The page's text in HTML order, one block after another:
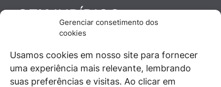
Gerenciar consetimento dos
cookies
Usamos cookies em nosso site para fornecer
uma experiência mais relevante, lembrando
suas preferências e visitas. Ao clicar em
GENJURÍDICO
De maneira independente, os autores e
juristas e doutrinadores nacionais, se posicionam
diante de questões relevantes do cotidiano e
universo jurídico.